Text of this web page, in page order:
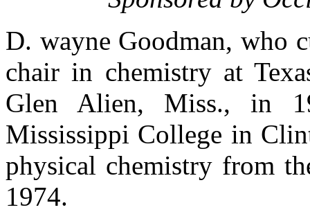
D. wayne Goodman, who
chair in chemistry at
Glen Alien, Miss., in
Mississippi College in
physical chemistry from
1974.